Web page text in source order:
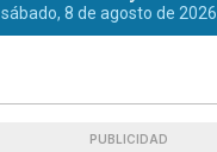
sábado, 8 de agosto de 2026
PUBLICIDAD